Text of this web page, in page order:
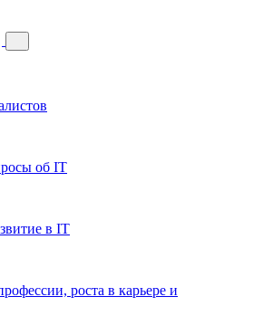
об IT
в IT
роста в карьере и